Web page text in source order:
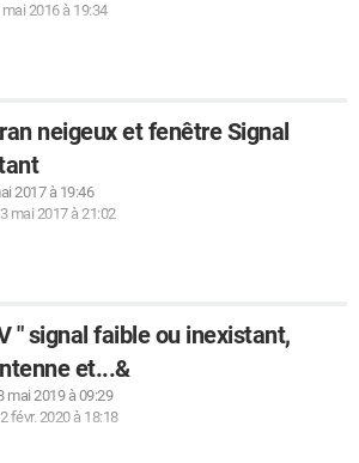
2016 à 19:34
neigeux et fenêtre Signal
2017 à 19:46
mai 2017 à 21:02
" signal faible ou inexistant,
et...&
mai 2019 à 09:29
févr. 2020 à 18:18